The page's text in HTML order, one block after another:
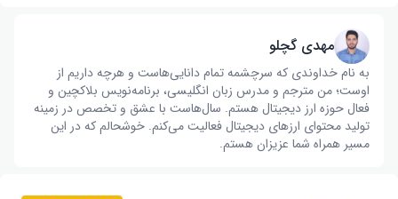
مهدی گچلو
به نام خداوندی که سرچشمه تمام دانایی‌هاست و هرچه داریم از
اوست؛ من مترجم و مدرس زبان انگلیسی، برنامه‌نویس بلاکچین و
فعال حوزه ارز دیجیتال هستم. سال‌هاست با عشق و تخصص در زمینه
تولید محتوای ارزهای دیجیتال فعالیت می‌کنم. خوشحالم که در این
مسیر همراه شما عزیزان هستم.